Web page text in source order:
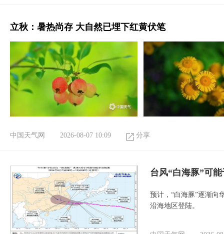
立秋：暑热尚存 大自然已埋下红黄伏笔
中国天气网 2026-08-07 10:09 分享
台风“白海豚”可
预计，“白海豚”逐渐向
沿海地区登陆。